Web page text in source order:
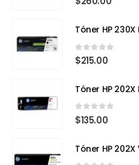
0 out of 5
$215.00
0out of 5
$135.00